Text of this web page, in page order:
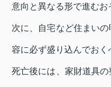
意向と異なる形で進むお
次に、自宅など住まい
容に必ず盛り込んでおく
死亡後には、家財道具